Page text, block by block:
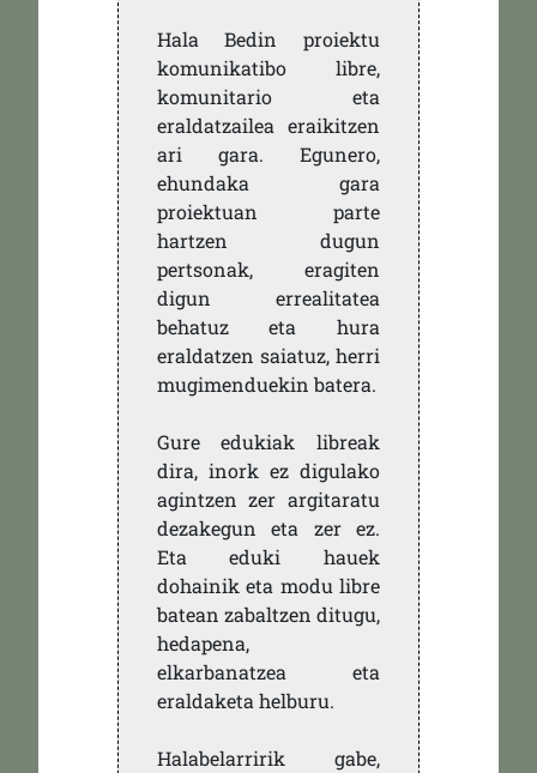
Hala Bedin proiektu
komunikatibo libre,
komunitario eta
eraldatzailea eraikitzen
ari gara. Egunero,
ehundaka gara
proiektuan parte
hartzen dugun
pertsonak, eragiten
digun errealitatea
behatuz eta hura
eraldatzen saiatuz, herri
mugimenduekin batera.
Gure edukiak libreak
dira, inork ez digulako
agintzen zer argitaratu
dezakegun eta zer ez.
Eta eduki hauek
dohainik eta modu libre
batean zabaltzen ditugu,
hedapena,
elkarbanatzea eta
eraldaketa helburu.
Halabelarririk gabe,